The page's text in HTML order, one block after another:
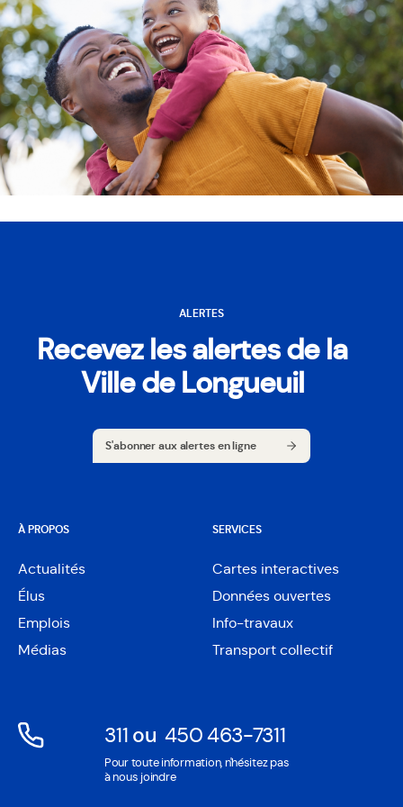
ALERTES
Recevez les alertes de la
Ville de Longueuil
S'abonner aux alertes en ligne
À PROPOS
Actualités
Élus
Emplois
Médias
SERVICES
Cartes interactives
Ouvre
dans
une
nouvelle
Données ouvertes
Ouvre
dans
une
Info-travaux
Transport collectif
311Ouvre
dans
une
ou 450 463-7311
Ouvre
dans
Pour toute information, n'hésitez pas
à nous joindre